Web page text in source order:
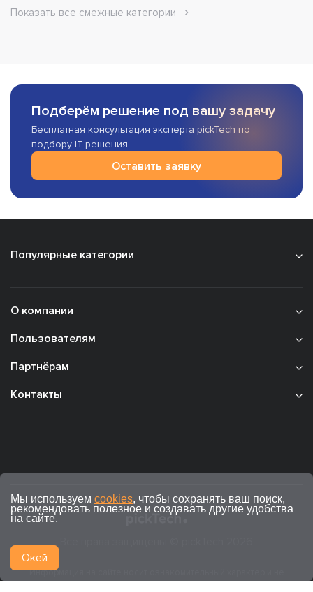
Показать все смежные категории
Подберём решение под вашу задачу
Бесплатная консультация эксперта pickTech по
подбору IT-решения
Оставить заявку
Популярные категории
О компании
Пользователям
Партнёрам
Контакты
Информация на сайте носит ознакомительный характер и не
Мы используем cookies, чтобы сохранять ваш поиск,
рекомендовать полезное и создавать другие удобства
на сайте.
Окей